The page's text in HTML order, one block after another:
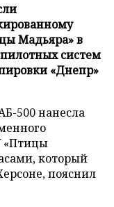
Мадьяра» в
систем
«Днепр»
500 нанесла
«Птицы
который
пояснил